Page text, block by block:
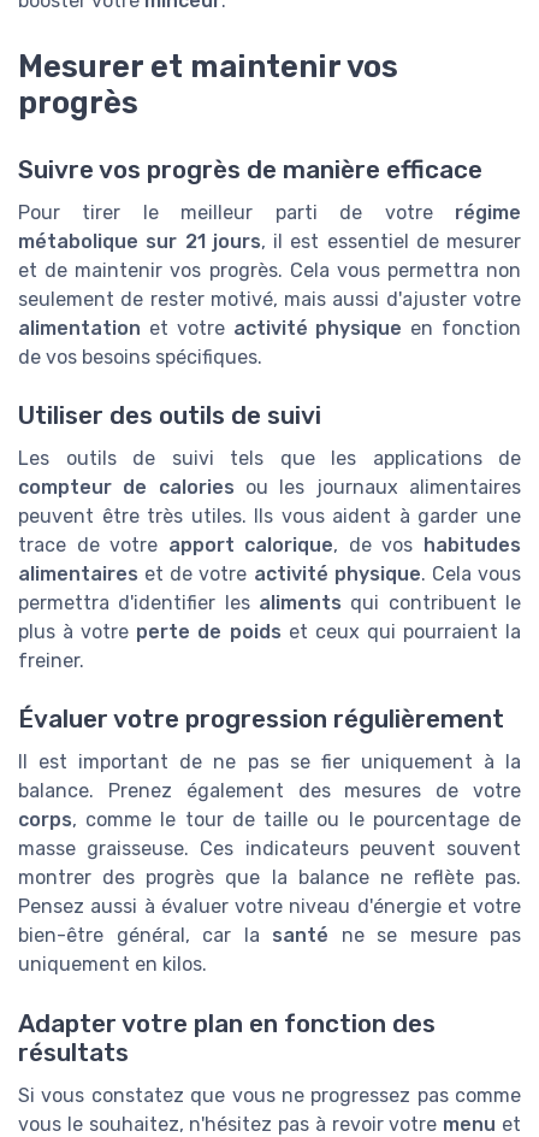
Mesurer et maintenir vos
progrès
Suivre vos progrès de manière efficace
Pour tirer le meilleur parti de votre régime
métabolique sur 21 jours, il est essentiel de mesurer
et de maintenir vos progrès. Cela vous permettra non
seulement de rester motivé, mais aussi d'ajuster votre
alimentation et votre activité physique en fonction
de vos besoins spécifiques.
Utiliser des outils de suivi
Les outils de suivi tels que les applications de
compteur de calories ou les journaux alimentaires
peuvent être très utiles. Ils vous aident à garder une
trace de votre apport calorique, de vos habitudes
alimentaires et de votre activité physique. Cela vous
permettra d'identifier les aliments qui contribuent le
plus à votre perte de poids et ceux qui pourraient la
freiner.
Évaluer votre progression régulièrement
Il est important de ne pas se fier uniquement à la
balance. Prenez également des mesures de votre
corps, comme le tour de taille ou le pourcentage de
masse graisseuse. Ces indicateurs peuvent souvent
montrer des progrès que la balance ne reflète pas.
Pensez aussi à évaluer votre niveau d'énergie et votre
bien-être général, car la santé ne se mesure pas
uniquement en kilos.
Adapter votre plan en fonction des
résultats
Si vous constatez que vous ne progressez pas comme
vous le souhaitez, n'hésitez pas à revoir votre menu et